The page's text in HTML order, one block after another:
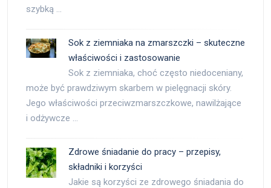
szybką …
Sok z ziemniaka na zmarszczki – skuteczne
właściwości i zastosowanie
Sok z ziemniaka, choć często niedoceniany,
może być prawdziwym skarbem w pielęgnacji skóry.
Jego właściwości przeciwzmarszczkowe, nawilżające
i odżywcze …
Zdrowe śniadanie do pracy – przepisy,
składniki i korzyści
Jakie są korzyści ze zdrowego śniadania do